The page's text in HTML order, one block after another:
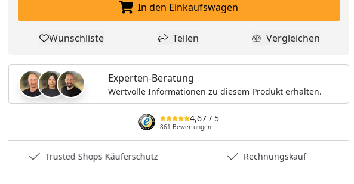
In den Einkaufswagen legen
In den Einkaufswagen
Produkt zur Wunschliste hinzufügen
Wunschliste Teilen
Teilen Produkt
Vergleichen
Experten-Beratung
Wertvolle Informationen zu diesem Produkt erhalten.
4,67 / 5
861 Bewertungen
Trusted Shops Käuferschutz Rechnungskauf